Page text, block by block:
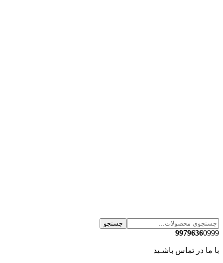
جستجو
99796360999
با ما در تماس باشـید